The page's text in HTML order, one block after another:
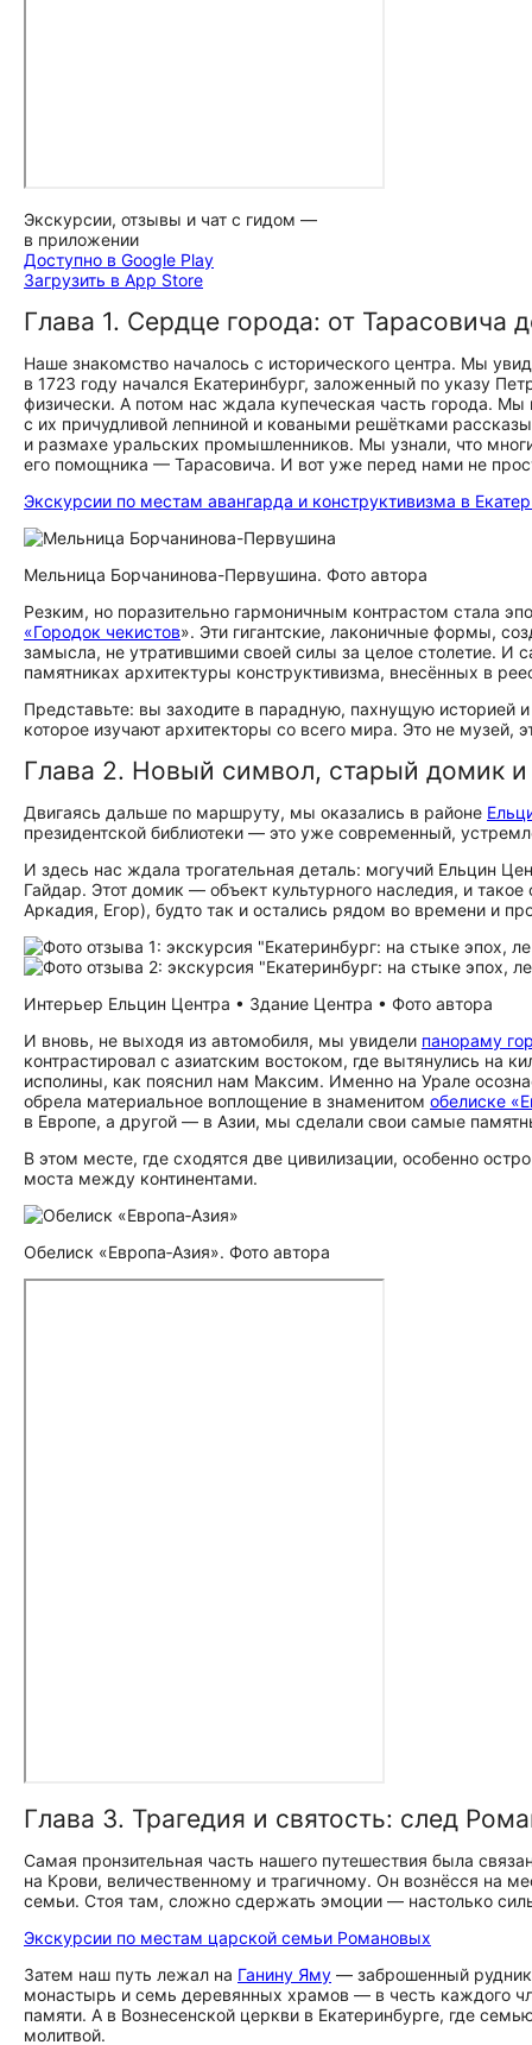
Экскурсии, отзывы и чат с гидом —
в приложении
Доступно в Google Play
Загрузить в App Store
Глава 1. Сердце города: от Тарасовича
Наше знакомство началось с исторического центра. Мы
в 1723 году начался Екатеринбург, заложенный по указу
физически. А потом нас ждала купеческая часть города. Мы
с их причудливой лепниной и коваными решётками
и размахе уральских промышленников. Мы узнали, что
его помощника — Тарасовича. И вот уже перед нами не
Экскурсии по местам авангарда и конструктивизма в
Мельница Борчанинова-Первушина. Фото автора
Резким, но поразительно гармоничным контрастом стала
«Городок чекистов». Эти гигантские, лаконичные формы,
замысла, не утратившими своей силы за целое столетие. И
памятниках архитектуры конструктивизма, внесённых в
Представьте: вы заходите в парадную, пахнущую историей
которое изучают архитекторы со всего мира. Это не музей,
Глава 2. Новый символ, старый домик
Двигаясь дальше по маршруту, мы оказались в районе
президентской библиотеки — это уже современный,
И здесь нас ждала трогательная деталь: могучий Ельцин
Гайдар. Этот домик — объект культурного наследия, и
Аркадия, Егор), будто так и остались рядом во времени и
Интерьер Ельцин Центра • Здание Центра • Фото автора
И вновь, не выходя из автомобиля, мы увидели панораму
контрастировал с азиатским востоком, где вытянулись на
исполины, как пояснил нам Максим. Именно на Урале
обрела материальное воплощение в знаменитом обелиске
в Европе, а другой — в Азии, мы сделали свои самые
В этом месте, где сходятся две цивилизации, особенно
моста между континентами.
Обелиск «Европа‑Азия». Фото автора
Глава 3. Трагедия и святость: след
Самая пронзительная часть нашего путешествия была
на Крови, величественному и трагичному. Он вознёсся на
семьи. Стоя там, сложно сдержать эмоции — настолько
Экскурсии по местам царской семьи Романовых
Затем наш путь лежал на Ганину Яму — заброшенный
монастырь и семь деревянных храмов — в честь каждого
памяти. А в Вознесенской церкви в Екатеринбурге, где
молитвой.